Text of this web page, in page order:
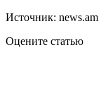
Источник: news.am
Оцените статью